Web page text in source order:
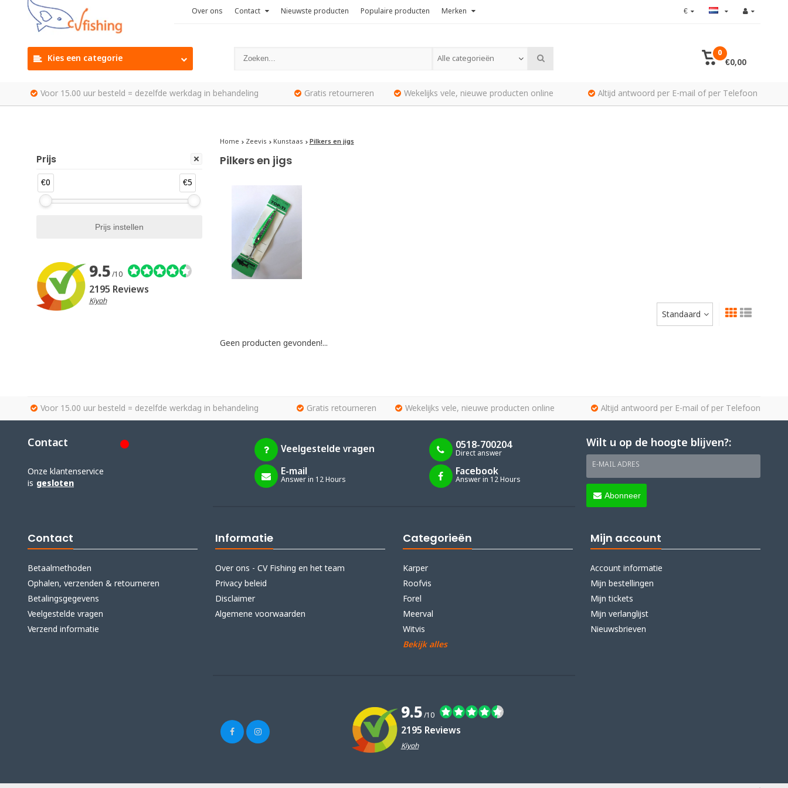
Over ons Contact Nieuwste producten Populaire producten Merken €
Kies een categorie Alle categorieën
0
€0,00
Voor 15.00 uur besteld = dezelfde werkdag in behandeling Gratis retourneren Wekelijks vele, nieuwe producten online Altijd antwoord per E-mail of per Telefoon
Prijs
€0 €5
9.5/10
2195 Reviews
Kiyoh
Home Zeevis Kunstaas Pilkers en jigs
Pilkers en jigs
Standaard
Geen producten gevonden!...
Voor 15.00 uur besteld = dezelfde werkdag in behandeling Gratis retourneren Wekelijks vele, nieuwe producten online Altijd antwoord per E-mail of per Telefoon
Contact
Onze klantenservice
is gesloten
Veelgestelde vragen 0518-700204
Direct answer
E-mail
Answer in 12 Hours
Facebook
Answer in 12 Hours
Wilt u op de hoogte blijven?:
E-MAIL ADRES
Abonneer
Contact
Betaalmethoden
Ophalen, verzenden & retourneren
Betalingsgegevens
Veelgestelde vragen
Verzend informatie
Informatie
Over ons - CV Fishing en het team
Privacy beleid
Disclaimer
Algemene voorwaarden
Categorieën
Karper
Roofvis
Forel
Meerval
Witvis
Bekijk alles
Mijn account
Account informatie
Mijn bestellingen
Mijn tickets
Mijn verlanglijst
Nieuwsbrieven
9.5/10
2195 Reviews
Kiyoh